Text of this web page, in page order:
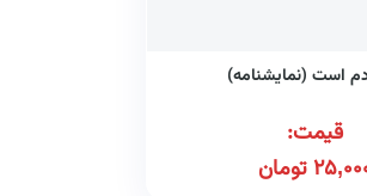
است (نمایشنامه)
قیمت:
تومان